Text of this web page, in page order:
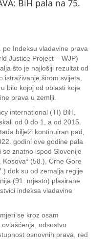
BiH pala na 75.
Indeksu vladavine prava
Justice Project – WJP)
što je najlošiji rezultat od
istraživanje širom svijeta,
bilo kojoj od oblasti koje
prava u zemlji.
international (TI) BiH,
od 0 do 1, a od 2015.
bilježi kontinuiran pad,
godini ove godine pala
znatno ispod Slovenije
(58.), Crne Gore
dok su od zemalja regije
(91. mjesto) plasirane
indeksa vladavine
se kroz osam
odsustvo
osnovnih prava, red